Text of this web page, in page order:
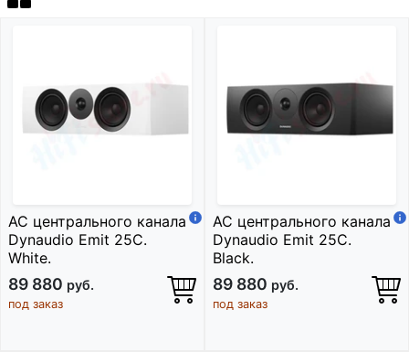
АС центрального канала
Dynaudio Emit 25C.
White.
89 880 руб.
под заказ
АС центрального канала
Dynaudio Emit 25C.
Black.
89 880 руб.
под заказ